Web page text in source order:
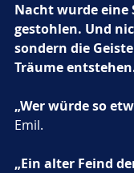
Nacht wurde eine
gestohlen. Und
sondern die
Träume
„Wer würde so
Emil.
„Ein alter Feind